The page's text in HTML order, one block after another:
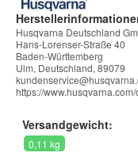
Husqvarna Deutschland
Hans-Lorenser-Straße 40
Baden-Württemberg
Ulm, Deutschland, 89079
https://
Versandgewicht:
0,11 kg